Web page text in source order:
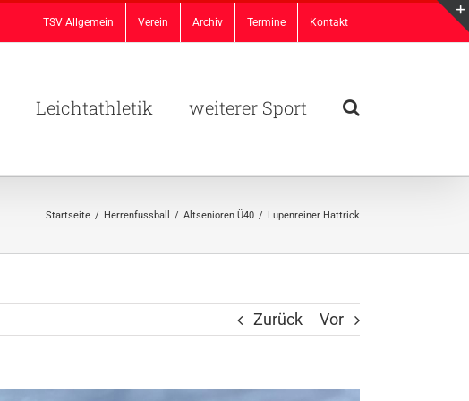
TSV Allgemein Verein Archiv Termine Kontakt
Leichtathletik weiterer Sport
Startseite / Herrenfussball / Altsenioren Ü40 / Lupenreiner Hattrick
Zurück Vor